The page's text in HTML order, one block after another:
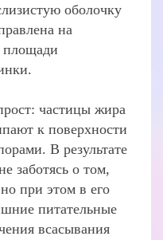
оболочку
на
площади
частицы жира
к поверхности
В результате
заботясь о том,
при этом в его
питательные
всасывания